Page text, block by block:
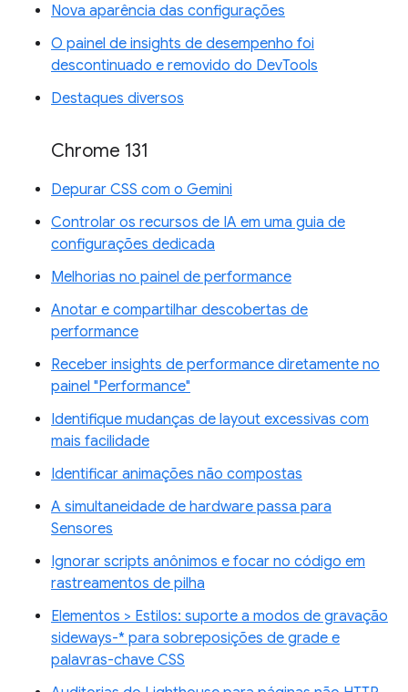
Nova aparência das configurações
O painel de insights de desempenho foi
descontinuado e removido do DevTools
Destaques diversos
Chrome 131
Depurar CSS com o Gemini
Controlar os recursos de IA em uma guia de
configurações dedicada
Melhorias no painel de performance
Anotar e compartilhar descobertas de
performance
Receber insights de performance diretamente no
painel "Performance"
Identifique mudanças de layout excessivas com
mais facilidade
Identificar animações não compostas
A simultaneidade de hardware passa para
Sensores
Ignorar scripts anônimos e focar no código em
rastreamentos de pilha
Elementos > Estilos: suporte a modos de gravação
sideways-* para sobreposições de grade e
palavras-chave CSS